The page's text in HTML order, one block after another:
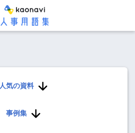
人気の資料
事例集